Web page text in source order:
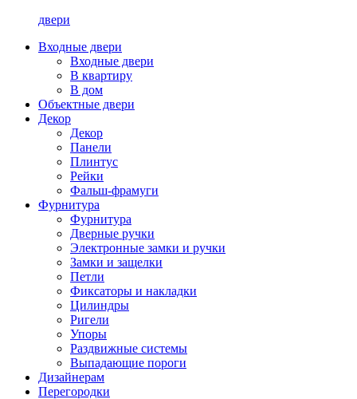
двери
Входные двери
Входные двери
В квартиру
В дом
Объектные двери
Декор
Декор
Панели
Плинтус
Рейки
Фальш-фрамуги
Фурнитура
Фурнитура
Дверные ручки
Электронные замки и ручки
Замки и защелки
Петли
Фиксаторы и накладки
Цилиндры
Ригели
Упоры
Раздвижные системы
Выпадающие пороги
Дизайнерам
Перегородки